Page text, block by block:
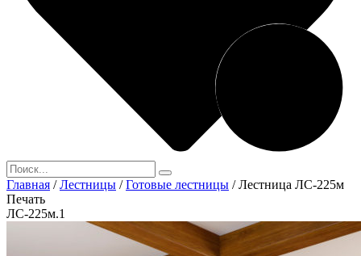
Главная /Лестницы /Готовые лестницы /Лестница ЛС-225м
Печать
ЛС-225м.1